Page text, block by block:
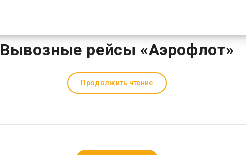
Вывозные рейсы «Аэрофлот»
Продолжить чтение